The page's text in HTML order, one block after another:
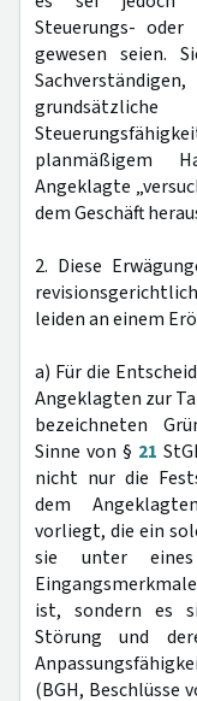
Steuerungs- oder
gewesen seien.
planmäßigem
Angeklagte
dem Geschäft
2. Diese
leiden an einem
a) Für die
Angeklagten zur
bezeichneten
Sinne von § 21
nicht nur die
dem
vorliegt, die ein
sie unter eines
ist, sondern es
Störung und
(BGH, Beschlüsse